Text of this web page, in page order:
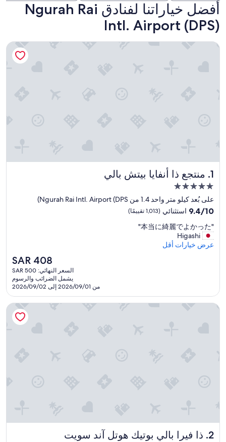
أفضل خياراتنا لفنادق Ngurah Rai
Intl. Airport (DPS)
1. منتجع ذا أنفايا بيتش بالي
منتجع ذا أنفايا بيتش بالي
مكان
إقامة
مصنف
5.0
نجوم
على بُعد كيلو متر واحد 1.4 من Ngurah Rai Intl. Airport (DPS)
9.4
10،
استثنائي،
(1,013
9.4/10 استثنائي (1,013 تقييمًا)
"
本
当
か
"本当に綺麗でよかった"
Higashi
عرض خيارات أقل
السعر
الحالي
هو
SAR
408
SAR 408
السعر النهائي: SAR 500
يشمل الضرائب والرسوم
من 2026/09/01 إلى 2026/09/02
منتجع ذا أنفايا بيتش بالي
2. ذا فيرا بالي بوتيك هوتل آند سويت
ذا فيرا بالي بوتيك هوتل آند سويت
ذا فيرا بالي بوتيك هوتل آند سويت